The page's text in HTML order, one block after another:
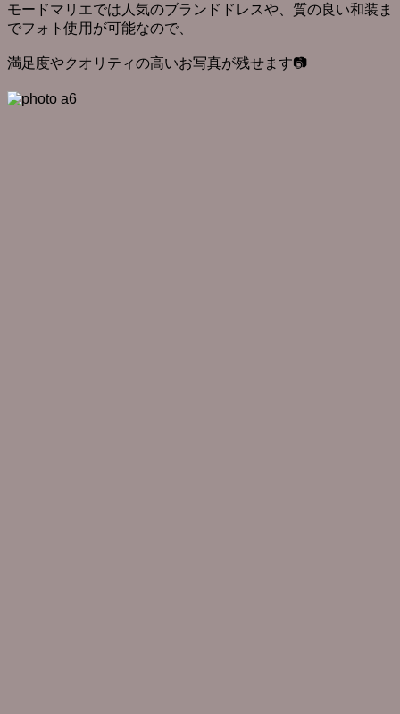
モードマリエでは人気のブランドドレスや、質の良い和装ま
でフォト使用が可能なので、
満足度やクオリティの高いお写真が残せます📷